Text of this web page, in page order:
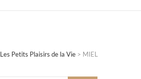
Les Petits Plaisirs de la Vie > MIEL